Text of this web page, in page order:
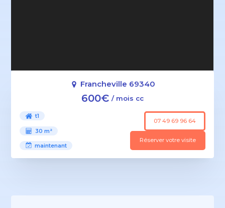
Francheville 69340
600€ / mois cc
t1
30 m²
maintenant
07 49 69 96 64
Réserver votre visite